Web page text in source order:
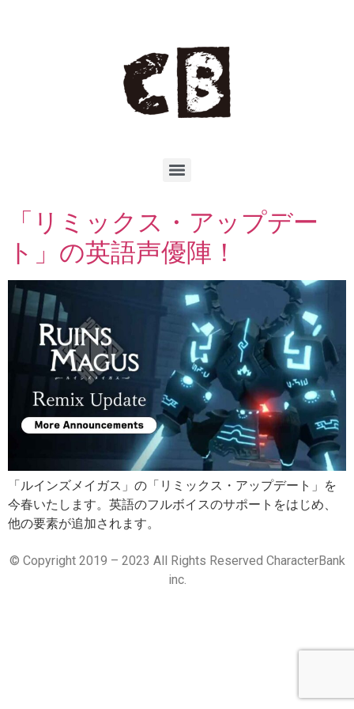
「リミックス・アップデー
ト」の英語声優陣！
「ルインズメイガス」の「リミックス・アップデート」を
今春いたします。英語のフルボイスのサポートをはじめ、
他の要素が追加されます。
© Copyright 2019 – 2023 All Rights Reserved CharacterBank
inc.